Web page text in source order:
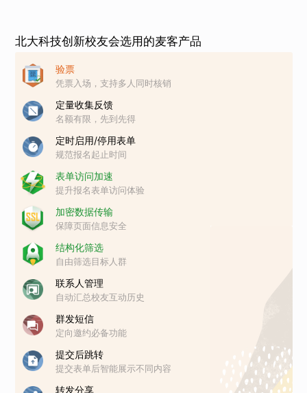
北大科技创新校友会选用的麦客产品
验票
凭票入场，支持多人同时核销
定量收集反馈
名额有限，先到先得
定时启用/停用表单
规范报名起止时间
表单访问加速
提升报名表单访问体验
加密数据传输
保障页面信息安全
结构化筛选
自由筛选目标人群
联系人管理
自动汇总校友互动历史
群发短信
定向邀约必备功能
提交后跳转
提交表单后智能展示不同内容
转发分享